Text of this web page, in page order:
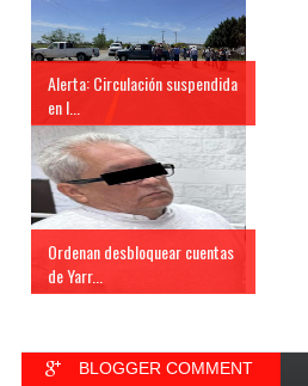
Alerta: Circulación suspendida
en l...
Ordenan desbloquear cuentas
de Yarr...
BLOGGER COMMENT